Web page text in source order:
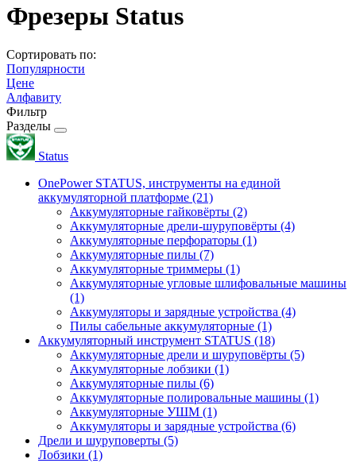
Фрезеры Status
Сортировать по:
Популярности
Цене
Алфавиту
Фильтр
Разделы
Status
OnePower STATUS, инструменты на единой
аккумуляторной платформе (21)
Аккумуляторные гайковёрты (2)
Аккумуляторные дрели-шуруповёрты (4)
Аккумуляторные перфораторы (1)
Аккумуляторные пилы (7)
Аккумуляторные триммеры (1)
Аккумуляторные угловые шлифовальные машины
(1)
Аккумуляторы и зарядные устройства (4)
Пилы сабельные аккумуляторные (1)
Аккумуляторный инструмент STATUS (18)
Аккумуляторные дрели и шуруповёрты (5)
Аккумуляторные лобзики (1)
Аккумуляторные пилы (6)
Аккумуляторные полировальные машины (1)
Аккумуляторные УШМ (1)
Аккумуляторы и зарядные устройства (6)
Дрели и шуруповерты (5)
Лобзики (1)